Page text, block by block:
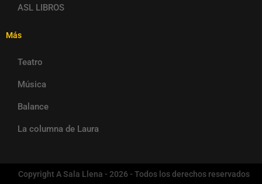
ASL LIBROS
Más
Teatro
Música
Balance
La columna de Laura
Copyright A Sala Llena - 2026 - Todos los derechos reservados